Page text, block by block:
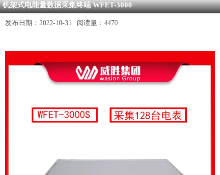
机架式电能量数据采集终端 WFET-3000
发布日期： 2022-10-31 阅读量： 4470